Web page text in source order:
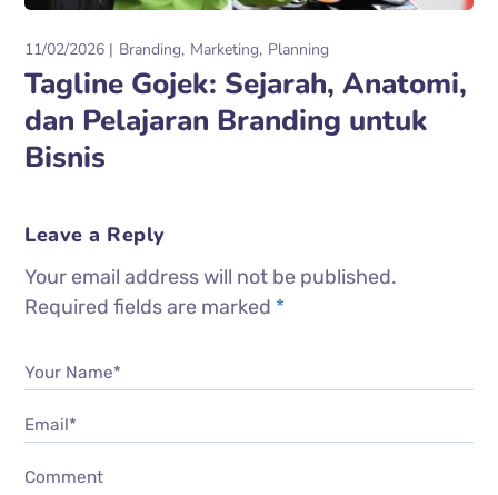
11/02/2026 Branding Marketing Planning
Tagline Gojek: Sejarah, Anatomi,
dan Pelajaran Branding untuk
Bisnis
Leave a Reply
Your email address will not be published.
Required fields are marked *
Your Name*
Email*
Comment